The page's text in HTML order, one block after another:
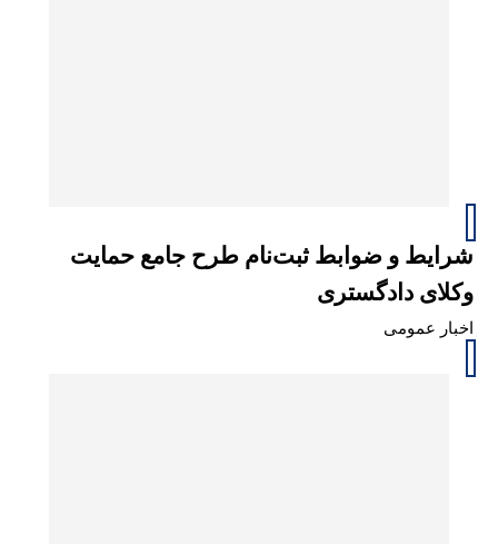
شرایط و ضوابط ثبت‌نام طرح جامع حمایت
وکلای دادگستری
اخبار عمومی